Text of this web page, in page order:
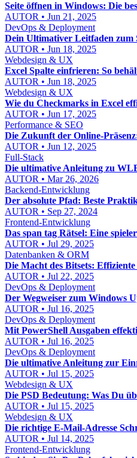
Seite öffnen in Windows: Die
AUTOR • Jun 21, 2025
DevOps & Deployment
Dein Ultimativer Leitfaden zum
AUTOR • Jun 18, 2025
Webdesign & UX
Excel Spalte einfrieren: So
AUTOR • Jun 18, 2025
Webdesign & UX
Wie du Checkmarks in Excel
AUTOR • Jun 17, 2025
Performance & SEO
Die Zukunft der Online-
AUTOR • Jun 12, 2025
Full-Stack
Die ultimative Anleitung zu
AUTOR • Mar 26, 2026
Backend-Entwicklung
Der absolute Pfad: Beste
AUTOR • Sep 27, 2024
Frontend-Entwicklung
Das span tag Rätsel: Eine
AUTOR • Jul 29, 2025
Datenbanken & ORM
Die Macht des Bitsets:
AUTOR • Jul 22, 2025
DevOps & Deployment
Der Wegweiser zum Windows
AUTOR • Jul 16, 2025
DevOps & Deployment
Mit PowerShell Ausgaben
AUTOR • Jul 16, 2025
DevOps & Deployment
Die ultimative Anleitung zur
AUTOR • Jul 15, 2025
Webdesign & UX
Die PSD Bedeutung: Was Du
AUTOR • Jul 15, 2025
Webdesign & UX
Die richtige E-Mail-Adresse
AUTOR • Jul 14, 2025
Frontend-Entwicklung